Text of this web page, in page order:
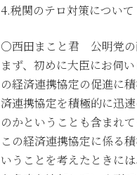
4.税関のテロ対策について
○西田まこと君 公明党の
まず、初めに大臣にお伺
の経済連携協定の促進に
済連携協定を積極的に迅
のかということも含まれ
この経済連携協定に係る
いうことを考えたときに